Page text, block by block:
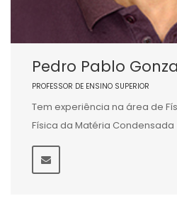
Pedro Pablo
PROFESSOR DE ENSINO SUPERIOR
Tem experiência na área de
Física da Matéria Condensada